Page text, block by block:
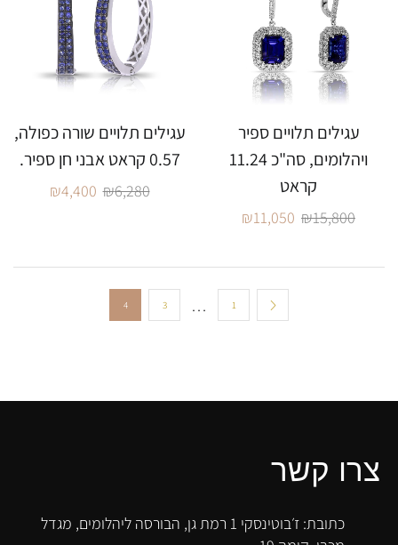
עגילים תלויים ספיר
ויהלומים, סה"כ 11.24
קראט
₪15,800
₪11,050
עגילים תלויים שורה כפולה,
0.57 קראט אבני חן ספיר.
₪6,280
₪4,400
1
…
3
4
צרו קשר
כתובת: ז׳בוטינסקי 1 רמת גן, הבורסה ליהלומים, מגדל